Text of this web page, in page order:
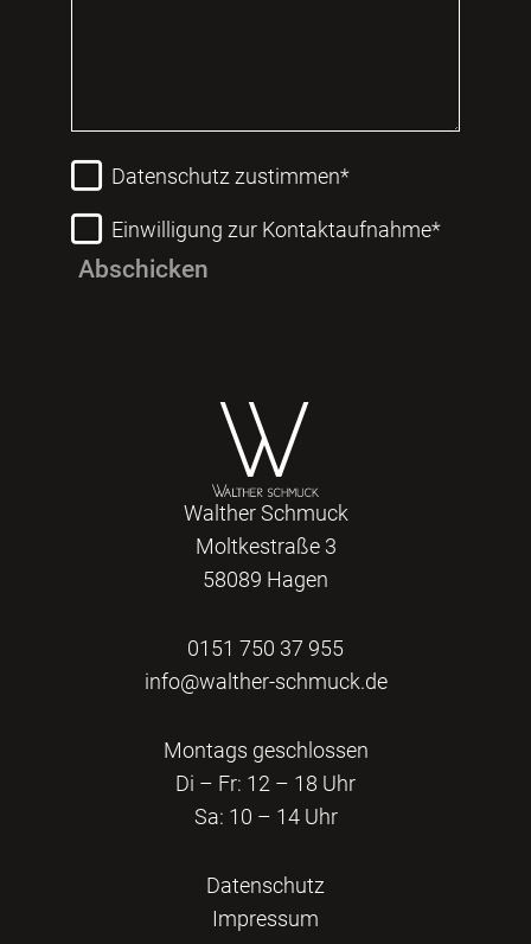
Datenschutz zustimmen*
Einwilligung zur Kontaktaufnahme*
Walther Schmuck
Moltkestraße 3
58089 Hagen
0151 750 37 955
info@walther-schmuck.de
Montags geschlossen
Di – Fr: 12 – 18 Uhr
Sa: 10 – 14 Uhr
Datenschutz
Impressum